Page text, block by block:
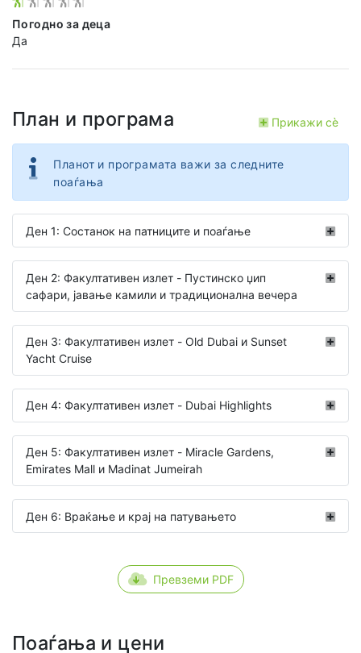
Погодно за деца
Да
План и програма Прикажи сѐ
Планот и програмата важи за следните
поаѓања
Ден 1: Состанок на патниците и поаѓање
Ден 2: Факултативен излет - Пустинско џип
сафари, јавање камили и традиционална вечера
Ден 3: Факултативен излет - Old Dubai и Sunset
Yacht Cruise
Ден 4: Факултативен излет - Dubai Highlights
Ден 5: Факултативен излет - Miracle Gardens,
Emirates Mall и Madinat Jumeirah
Ден 6: Враќање и крај на патувањето
Превземи PDF
Поаѓања и цени